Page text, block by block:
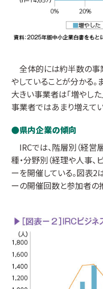
全体的には約半数の事
やしていることが分かる
大きい事業者は「増やし
事業者ではあまり増えて
県内企業の傾向
IRCでは、階層別（経営
種・分野別（経理や人事、
ーを開催している。図表2
ーの開催回数と参加者の